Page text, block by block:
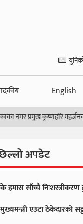
English
प्रमुख कृष्णहरि महर्जनको भेट |
अपडेट
के हमास साँच्चै
मुख्यमन्त्री एउटा ठेकेदारको